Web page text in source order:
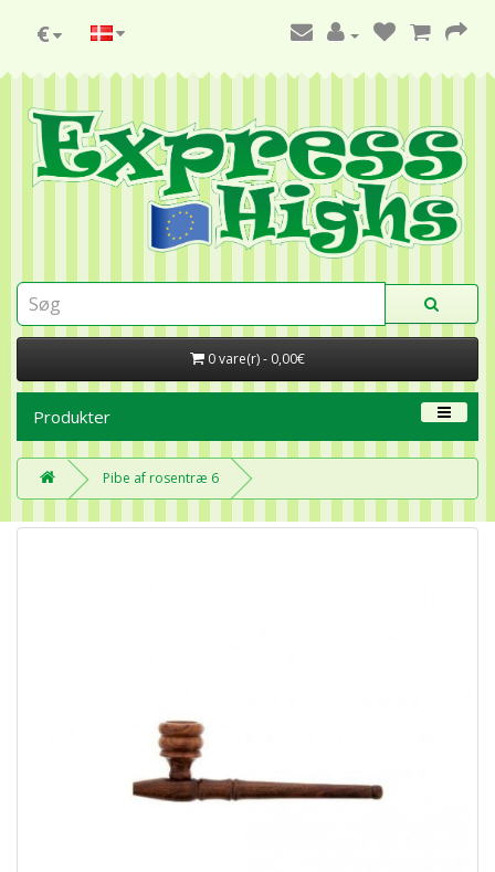
€
0 vare(r) - 0,00€
Produkter
Pibe af rosentræ 6